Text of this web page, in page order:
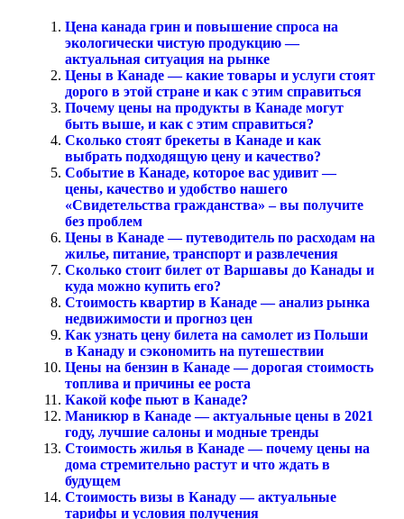
Цена канада грин и повышение спроса на
экологически чистую продукцию —
актуальная ситуация на рынке
Цены в Канаде — какие товары и услуги стоят
дорого в этой стране и как с этим справиться
Почему цены на продукты в Канаде могут
быть выше, и как с этим справиться?
Сколько стоят брекеты в Канаде и как
выбрать подходящую цену и качество?
Событие в Канаде, которое вас удивит —
цены, качество и удобство нашего
«Свидетельства гражданства» – вы получите
без проблем
Цены в Канаде — путеводитель по расходам на
жилье, питание, транспорт и развлечения
Сколько стоит билет от Варшавы до Канады и
куда можно купить его?
Стоимость квартир в Канаде — анализ рынка
недвижимости и прогноз цен
Как узнать цену билета на самолет из Польши
в Канаду и сэкономить на путешествии
Цены на бензин в Канаде — дорогая стоимость
топлива и причины ее роста
Какой кофе пьют в Канаде?
Маникюр в Канаде — актуальные цены в 2021
году, лучшие салоны и модные тренды
Стоимость жилья в Канаде — почему цены на
дома стремительно растут и что ждать в
будущем
Стоимость визы в Канаду — актуальные
тарифы и условия получения